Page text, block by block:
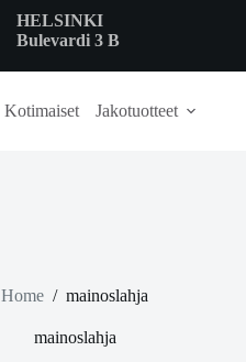
HELSINKI
Bulevardi 3 B
Kotimaiset Jakotuotteet
Home / mainoslahja
mainoslahja